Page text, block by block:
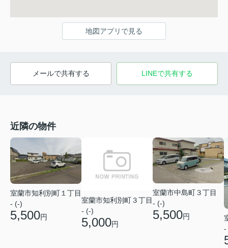
地図アプリで見る
メールで共有する LINEで共有する
近隣の物件
室蘭市知利別町１丁目
- (-)
5,500円
室蘭市知利別町３丁目
- (-)
5,000円
室蘭市中島町３丁目
- (-)
5,500円
-